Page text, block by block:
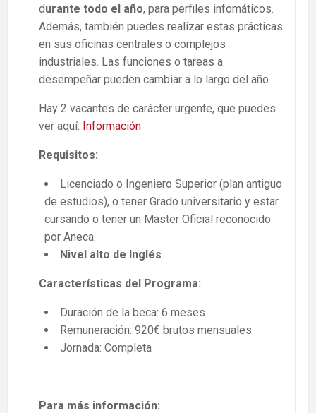
durante todo el año, para perfiles infomáticos.
Además, también puedes realizar estas prácticas
en sus oficinas centrales o complejos
industriales. Las funciones o tareas a
desempeñar pueden cambiar a lo largo del año.
Hay 2 vacantes de carácter urgente, que puedes
ver aquí: Información
Requisitos:
Licenciado o Ingeniero Superior (plan antiguo
de estudios), o tener Grado universitario y estar
cursando o tener un Master Oficial reconocido
por Aneca.
Nivel alto de Inglés
Características del Programa:
Duración de la beca: 6 meses
Remuneración: 920€ brutos mensuales
Jornada: Completa
Para más información: